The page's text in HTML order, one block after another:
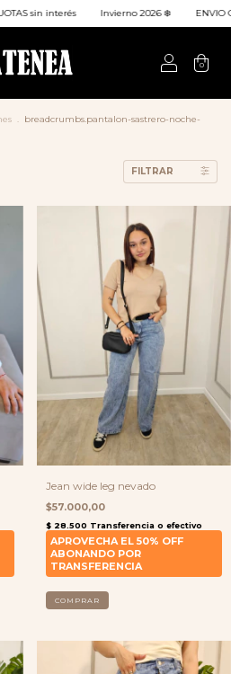
Invierno 2026 ❄️ ENVIO GRATIS a todo
0
. breadcrumbs.pantalon-sastrero-noche-
FILTRAR
Jean wide leg nevado
$57.000,00
COMPRAR